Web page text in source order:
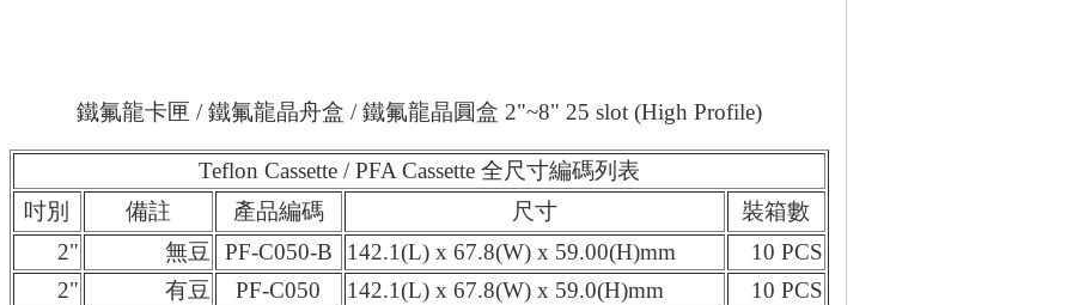
鐵氟龍卡匣 / 鐵氟龍晶舟盒 / 鐵氟龍晶圓盒 2"~8" 25 slot (High Profile)
Teflon Cassette / PFA Cassette 全尺寸編碼列表
吋別
備註 產品編碼 尺寸
裝箱數
2"
無豆 PF-C050-B 142.1(L) x 67.8(W) x 59.00(H)mm
10 PCS
2"
有豆 PF-C050 142.1(L) x 67.8(W) x 59.0(H)mm
10 PCS